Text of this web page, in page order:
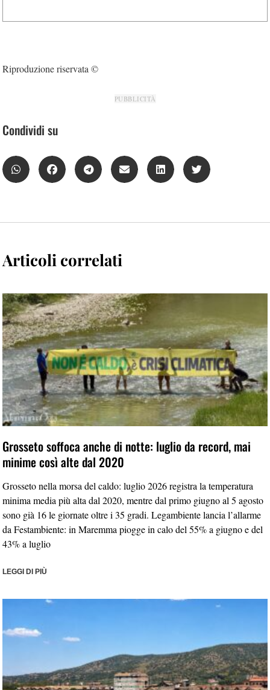
Riproduzione riservata ©
PUBBLICITÀ
Condividi su
Articoli correlati
Grosseto soffoca anche di notte: luglio da record, mai
minime così alte dal 2020
Grosseto nella morsa del caldo: luglio 2026 registra la temperatura
minima media più alta dal 2020, mentre dal primo giugno al 5 agosto
sono già 16 le giornate oltre i 35 gradi. Legambiente lancia l’allarme
da Festambiente: in Maremma piogge in calo del 55% a giugno e del
43% a luglio
LEGGI DI PIÙ